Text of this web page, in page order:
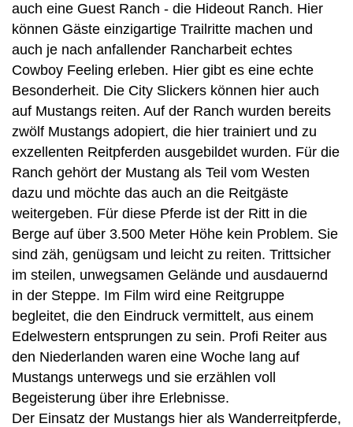
auch eine Guest Ranch - die Hideout Ranch. Hier
können Gäste einzigartige Trailritte machen und
auch je nach anfallender Rancharbeit echtes
Cowboy Feeling erleben. Hier gibt es eine echte
Besonderheit. Die City Slickers können hier auch
auf Mustangs reiten. Auf der Ranch wurden bereits
zwölf Mustangs adopiert, die hier trainiert und zu
exzellenten Reitpferden ausgebildet wurden. Für die
Ranch gehört der Mustang als Teil vom Westen
dazu und möchte das auch an die Reitgäste
weitergeben. Für diese Pferde ist der Ritt in die
Berge auf über 3.500 Meter Höhe kein Problem. Sie
sind zäh, genügsam und leicht zu reiten. Trittsicher
im steilen, unwegsamen Gelände und ausdauernd
in der Steppe. Im Film wird eine Reitgruppe
begleitet, die den Eindruck vermittelt, aus einem
Edelwestern entsprungen zu sein. Profi Reiter aus
den Niederlanden waren eine Woche lang auf
Mustangs unterwegs und sie erzählen voll
Begeisterung über ihre Erlebnisse.
Der Einsatz der Mustangs hier als Wanderreitpferde,